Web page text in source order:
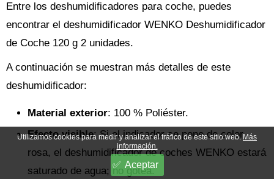
Entre los deshumidificadores para coche, puedes
encontrar el deshumidificador WENKO Deshumidificador
de Coche 120 g 2 unidades.
A continuación se muestran más detalles de este
deshumidificador:
Material exterior: 100 % Poliéster.
Efecto visible: Si el indicador se pone de color
rosa, el deshumidificador de coches WENKO estará
saturado de agua; no gotea.
Utilizamos cookies para medir y analizar el tráfico de este sitio web. Más
información.
Aceptar